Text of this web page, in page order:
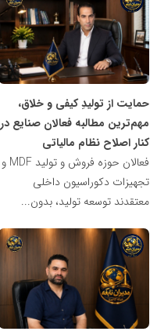
حمایت از تولیدِ کیفی و خلاق،
مهم‌ترین مطالبه فعالان صنایع در
کنار اصلاح نظام مالیاتی
فعالان حوزه فروش و تولید MDF و
تجهیزات دکوراسیون داخلی
معتقدند توسعه تولید، بدون...
شبکه
خبری
مدیران
نابغه
شبکه
خبری
مدیران
نابغه